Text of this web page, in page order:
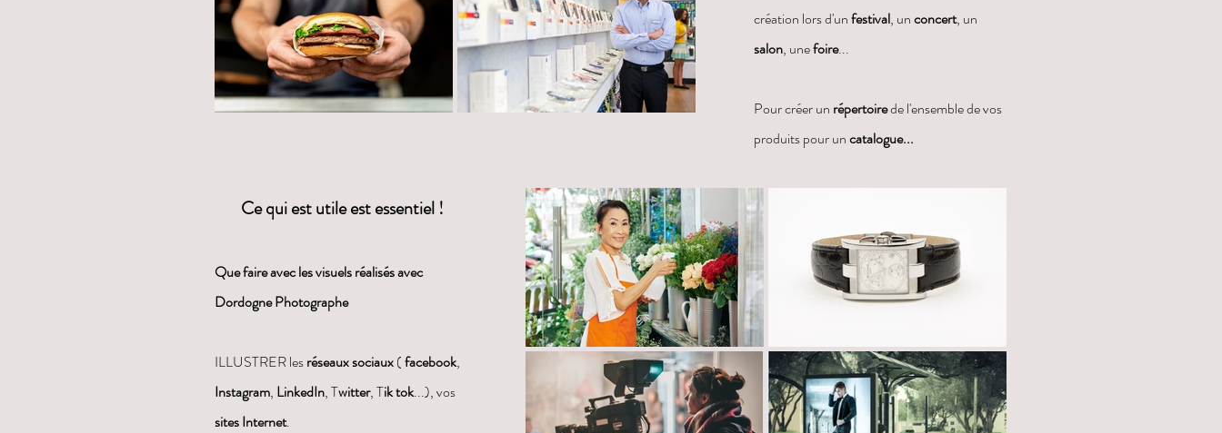
création lors d'unfestival, unconcert, un
salon, unefoire...
Pour créer un répertoirede l'ensemble de vos
produits pour uncatalogue...
Ce qui est utile est essentiel !
Que faire avec les visuels réalisés avec
Dordogne Photographe
ILLUSTRER lesréseaux sociaux(facebook,
Instagram, LinkedIn, Twitter, Tik tok...), vos
sites Internet.